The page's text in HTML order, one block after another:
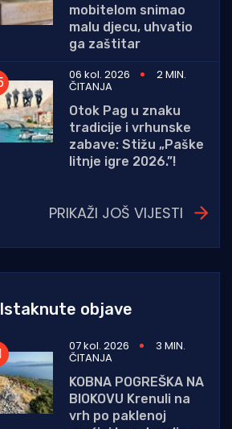
mobitelom snimao
malu djecu, uhvatio
ga zaštitar
06 kol. 2026
2 MIN.
ČITANJA
Otok Pag u znaku
tradicije i vrhunske
zabave: Stižu „Paške
litnje igre 2026.”!
PRIKAŽI JOŠ VIJESTI
Istaknute objave
07 kol. 2026 3 MIN.
ČITANJA
KOBNA POGREŠKA NA
BIOKOVU Krenuli na
vrh po paklenoj